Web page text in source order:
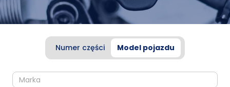
Numer części Model pojazdu
make